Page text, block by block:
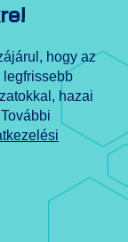
hogy az
legfrissebb
hazai